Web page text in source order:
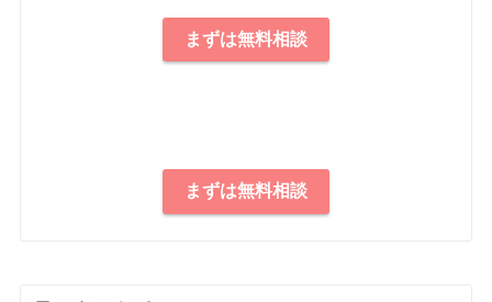
まずは無料相談
まずは無料相談